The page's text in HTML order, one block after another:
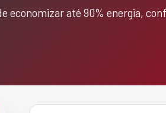
economizar até 90% energia,